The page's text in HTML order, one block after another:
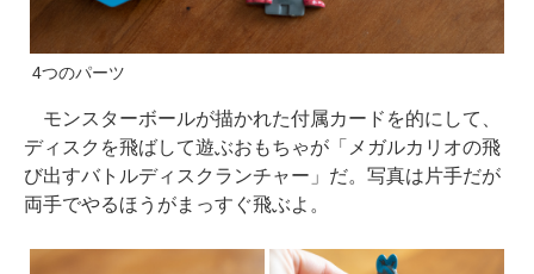
4つのパーツ
モンスターボールが描かれた付属カードを的にして、
ディスクを飛ばして遊ぶおもちゃが「メガルカリオの飛
び出すバトルディスクランチャー」だ。写真は片手だが
両手でやるほうがまっすぐ飛ぶよ。